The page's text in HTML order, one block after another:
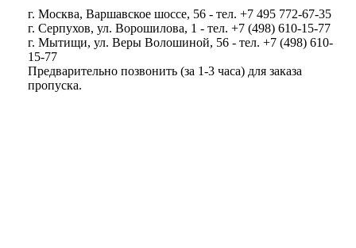
г. Москва, Варшавское шоссе, 56 - тел. +7 495 772-67-35
г. Серпухов, ул. Ворошилова, 1 - тел. +7 (498) 610-15-77
г. Мытищи, ул. Веры Волошиной, 56 - тел. +7 (498) 610-
15-77
Предварительно позвонить (за 1-3 часа) для заказа
пропуска.